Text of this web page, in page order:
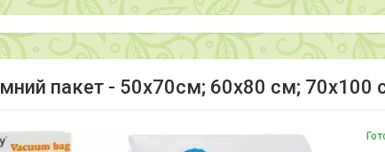
пакет - 50х70см; 60х80 см; 70х100